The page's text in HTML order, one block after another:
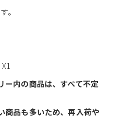
。
ー内の商品は、すべて不定
商品も多いため、再入荷や